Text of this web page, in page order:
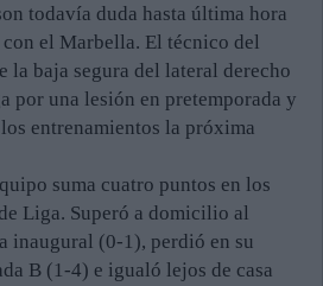
todavía duda hasta última hora
el Marbella. El técnico del
la baja segura del lateral derecho
por una lesión en pretemporada y
entrenamientos la próxima
suma cuatro puntos en los
Liga. Superó a domicilio al
inaugural (0-1), perdió en su
B (1-4) e igualó lejos de casa